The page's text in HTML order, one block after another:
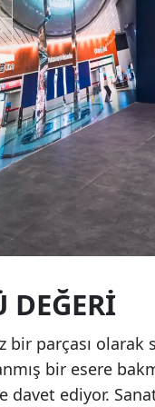
DEĞERI
bir parçası
bir esere
ediyor.